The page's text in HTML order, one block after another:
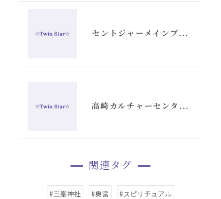
セントジャーメインブレッシングカード「リセット」グリッド画像
高崎カルチャーセンターでのエンジェルカード講座スタート
関連タグ
#三峯神社 #奥宮 #スピリチュアル